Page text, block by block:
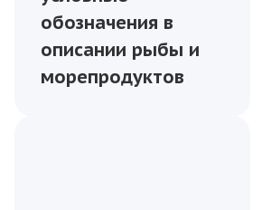
обозначения в
описании рыбы и
морепродуктов